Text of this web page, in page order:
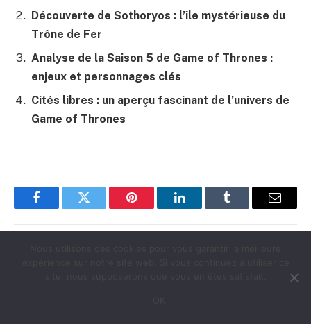
Découverte de Sothoryos : l’île mystérieuse du
Trône de Fer
Analyse de la Saison 5 de Game of Thrones :
enjeux et personnages clés
Cités libres : un aperçu fascinant de l’univers de
Game of Thrones
FacebookTwitter Pinterest LinkedInTumblr
E-
mail